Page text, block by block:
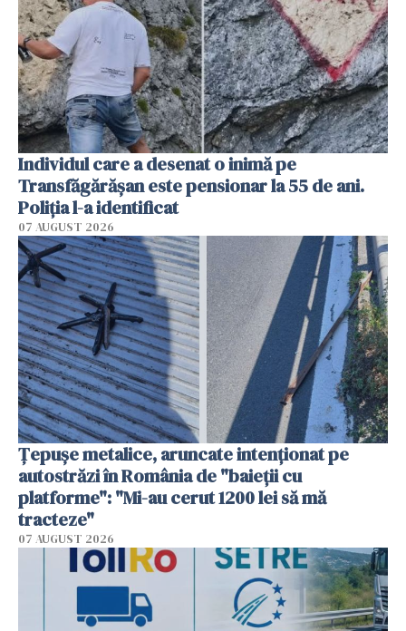
Individul care a desenat o inimă pe
Transfăgărășan este pensionar la 55 de ani.
Poliția l-a identificat
07 AUGUST 2026
Țepușe metalice, aruncate intenționat pe
autostrăzi în România de "baieții cu
platforme": "Mi-au cerut 1200 lei să mă
tracteze"
07 AUGUST 2026